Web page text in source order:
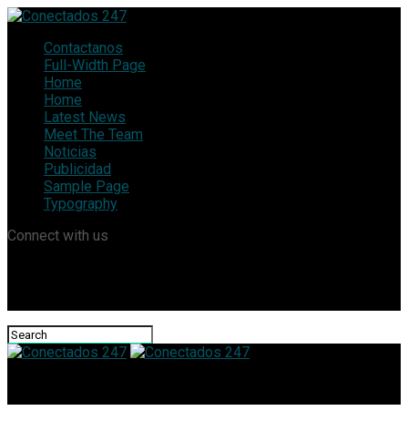
Contactanos
Full-Width Page
Home
Home
Latest News
Meet The Team
Noticias
Publicidad
Sample Page
Typography
Connect with us